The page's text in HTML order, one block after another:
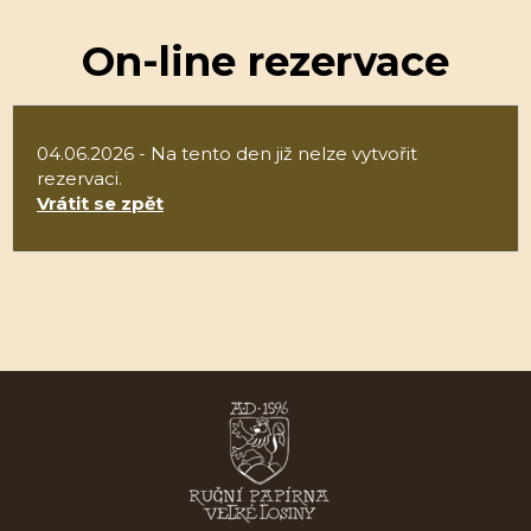
On-line rezervace
04.06.2026 - Na tento den již nelze vytvořit
rezervaci.
Vrátit se zpět